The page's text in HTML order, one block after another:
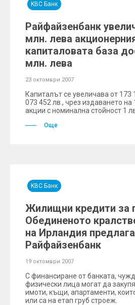
KBC Банк
Райфайзенбанк
млн. лева
капиталовата база
млн. лева
23 октомври 2007
Капиталът се увеличава от 173
073 452 лв., чрез издаването на
акции с номинална стойност 1
Още
KBC Банк
Жилищни кредити за
Обединеното
на Ирландия предлага
Райфайзенбанк
19 октомври 2007
С финансиране от банката,
физически лица могат да
имоти, къщи, апартаменти,
или са на етап груб строеж.